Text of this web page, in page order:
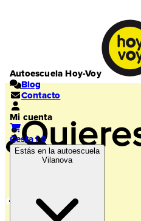
Autoescuela Hoy-Voy
Blog
Contacto
Mi cuenta
Cesta | 0
Estás en la autoescuela
Vilanova